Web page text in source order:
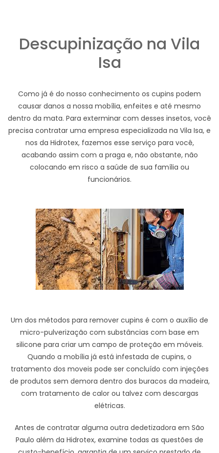
Descupinização na Vila
Isa
Como já é do nosso conhecimento os cupins podem
causar danos a nossa mobília, enfeites e até mesmo
dentro da mata. Para exterminar com desses insetos, você
precisa contratar uma empresa especializada na Vila Isa, e
nos da Hidrotex, fazemos esse serviço para você,
acabando assim com a praga e, não obstante, não
colocando em risco a saúde de sua família ou
funcionários.
Um dos métodos para remover cupins é com o auxílio de
micro-pulverização com substâncias com base em
silicone para criar um campo de proteção em móveis.
Quando a mobília já está infestada de cupins, o
tratamento dos moveis pode ser concluído com injeções
de produtos sem demora dentro dos buracos da madeira,
com tratamento de calor ou talvez com descargas
elétricas.
Antes de contratar alguma outra dedetizadora em São
Paulo além da Hidrotex, examine todas as questões de